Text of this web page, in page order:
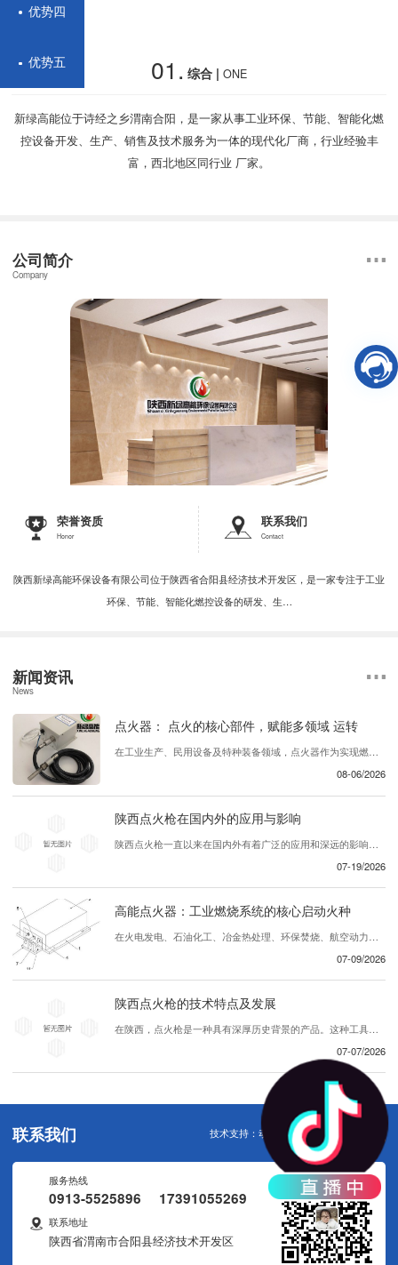
01. 综合 | ONE
新绿高能位于诗经之乡渭南合阳，是一家从事工业环保、节能、智能化燃
控设备开发、生产、销售及技术服务为一体的现代化厂商，行业经验丰
富，西北地区同行业 厂家。
优势四
优势五
公司简介
Company
荣誉资质
Honor
联系我们
Contact
陕西新绿高能环保设备有限公司位于陕西省合阳县经济技术开发区，是一家专注于工业
环保、节能、智能化燃控设备的研发、生…
新闻资讯
News
点火器： 点火的核心部件，赋能多领域 运转
在工业生产、民用设备及特种装备领域，点火器作为实现燃料引燃的核心部件，承担着启动燃烧过程、保障设备稳定运行的关键作用。无论是燃气灶具的日常点火，还是工业锅炉、发动机的 引燃， 点火器都能以 、可靠的点火性能，为各类设备的正常运转提供坚实保障，成为现代能源利用与工业生产中不可或缺的基础组件。 ...
08-06/2026
陕西点火枪在国内外的应用与影响
陕西点火枪一直以来在国内外有着广泛的应用和深远的影响。这种产品在各个行业中发挥着重要的作用，为用户提供了..、可靠的解决方案。首先，陕西点火枪在国内的应用十分广泛。它被广泛用于建筑工地、矿山、工厂等领域，为各类设备提供了必要的动力支持。同时，在农业领域，这款产品也被农民们所青睐，帮助他们更..地完成农业生产工作。在国内...
07-19/2026
高能点火器：工业燃烧系统的核心启动火种
在火电发电、石油化工、冶金热处理、环保焚烧、航空动力等众多工业领域，燃烧设备能否稳定、 启动，直接决定整条生产线的运行效率与生产 。在众多辅机设备中，高能点火器作为工业燃烧装置的专用启动核心部件，承担着引燃燃气、重油、渣油、煤粉等各类可燃介质的关键任务，被称作工业炉窑的“..粒火种”。区别于普通民用低压点火装置，高...
07-09/2026
陕西点火枪的技术特点及发展
在陕西，点火枪是一种具有深厚历史背景的产品。这种工具被广泛应用于各种领域，包括农业、建筑和其他行业。随着科技进步和创新，陕西的点火枪不断发展，展现出许多引人注目的技术特点。首先，陕西的点火枪注重创新设计。..们不断努力改进产品的外观和功能，使其更加便于操作和使用。独特的设计理念和精密的制造工艺赋予了点火枪优越的性能，使...
07-07/2026
联系我们 技术支持： 动力无限
服务热线
0913-5525896 17391055269
联系地址
陕西省渭南市合阳县经济技术开发区